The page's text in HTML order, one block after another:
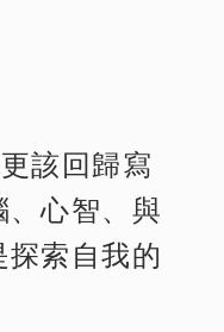
該回歸寫
、心智、與
索自我的